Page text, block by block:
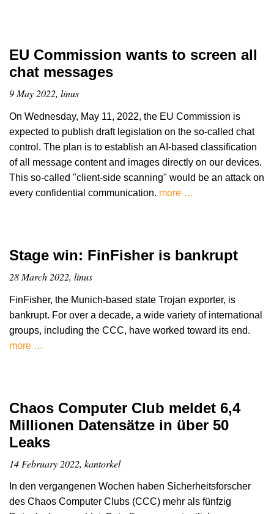
EU Commission wants to screen all
chat messages
9 May 2022, linus
On Wednesday, May 11, 2022, the EU Commission is
expected to publish draft legislation on the so-called chat
control. The plan is to establish an AI-based classification
of all message content and images directly on our devices.
This so-called "client-side scanning" would be an attack on
every confidential communication. more …
Stage win: FinFisher is bankrupt
28 March 2022, linus
FinFisher, the Munich-based state Trojan exporter, is
bankrupt. For over a decade, a wide variety of international
groups, including the CCC, have worked toward its end.
more …
Chaos Computer Club meldet 6,4
Millionen Datensätze in über 50
Leaks
14 February 2022, kantorkel
In den vergangenen Wochen haben Sicherheitsforscher
des Chaos Computer Clubs (CCC) mehr als fünfzig